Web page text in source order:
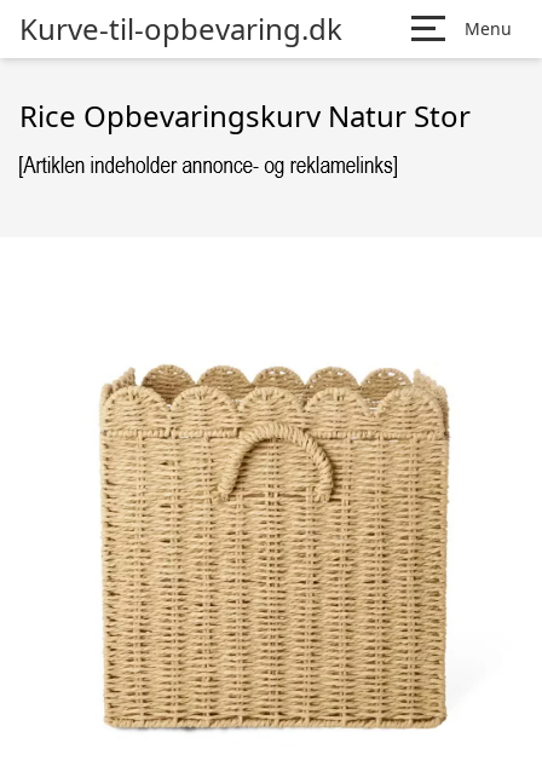
Kurve-til-opbevaring.dk Menu
Rice Opbevaringskurv Natur Stor